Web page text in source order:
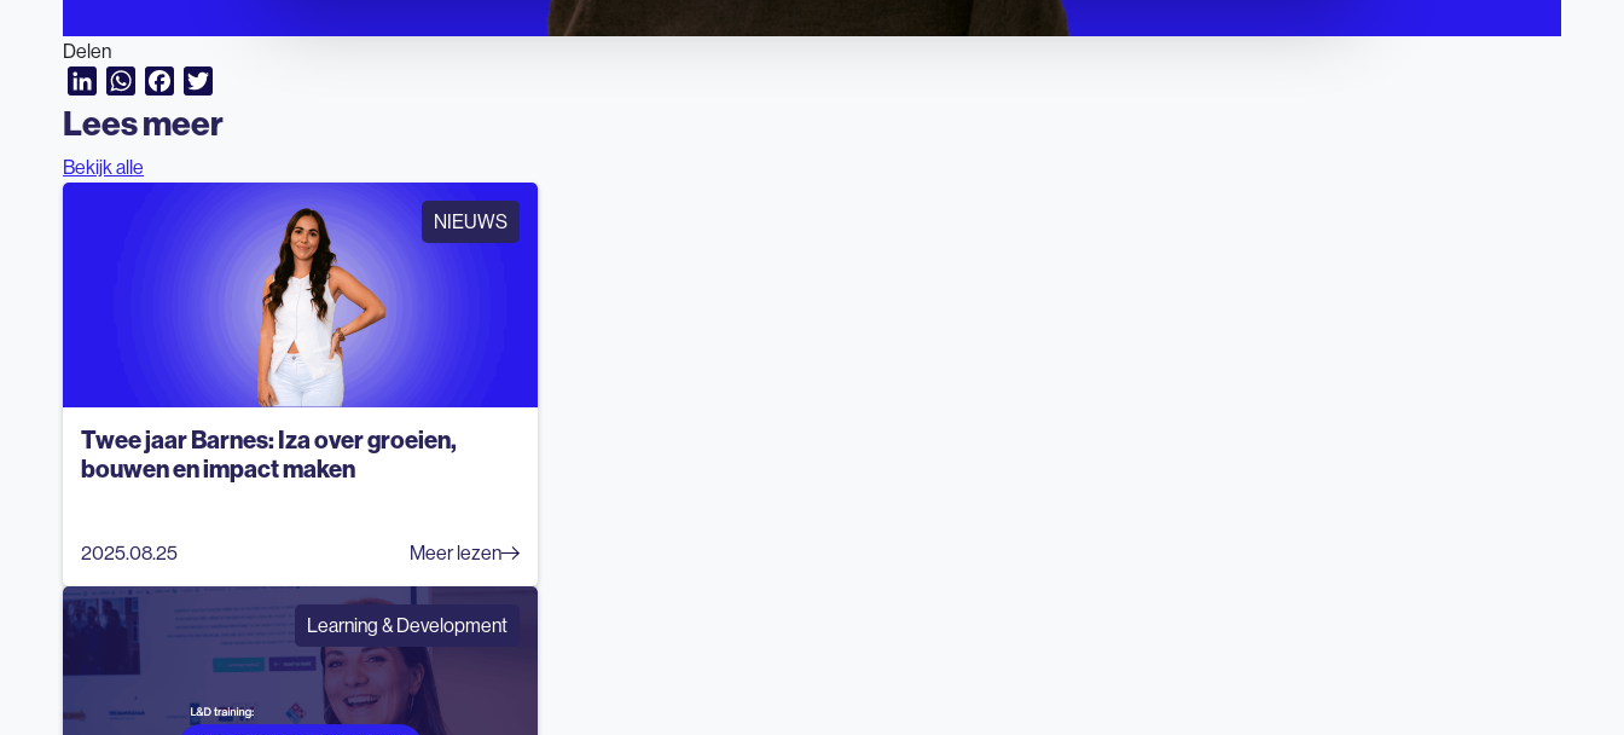
Delen
LinkedInWhatsAppFacebook
Lees meer
Bekijk alle
NIEUWS
Twee jaar Barnes: Iza over groeien,
bouwen en impact maken
2025.08.25 Meer lezen
Learning & Development